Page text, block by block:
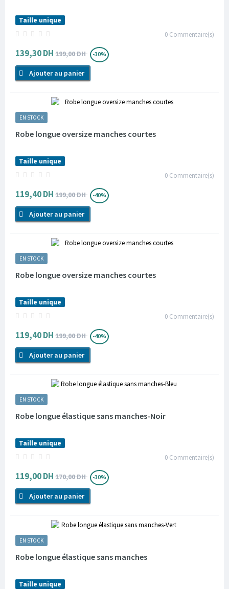
Taille unique
0 Commentaire(s)
139,30 DH 199,00 DH -30%
Ajouter au panier
EN STOCK
Robe longue oversize manches courtes
Taille unique
0 Commentaire(s)
119,40 DH 199,00 DH -40%
Ajouter au panier
EN STOCK
Robe longue oversize manches courtes
Taille unique
0 Commentaire(s)
119,40 DH 199,00 DH -40%
Ajouter au panier
EN STOCK
Robe longue élastique sans manches-Noir
Taille unique
0 Commentaire(s)
119,00 DH 170,00 DH -30%
Ajouter au panier
EN STOCK
Robe longue élastique sans manches
Taille unique